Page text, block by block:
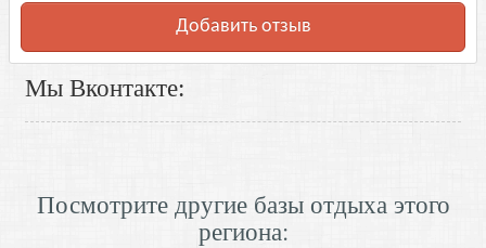
Добавить отзыв
Мы Вконтакте:
Посмотрите другие базы отдыха этого
региона: